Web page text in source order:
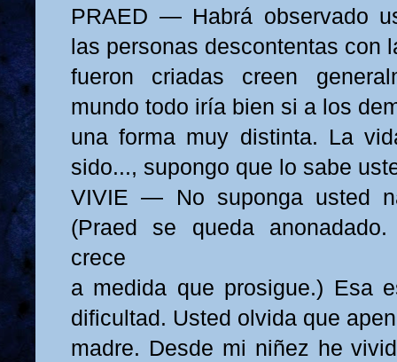
PRAED — Habrá observado
las personas descontentas con
fueron criadas creen
mundo todo iría bien si a los
una forma muy distinta. La
sido..., supongo que lo sabe
VIVIE — No suponga usted
(Praed se queda
crece
a medida que prosigue.) Esa
dificultad. Usted olvida que
madre. Desde mi niñez he